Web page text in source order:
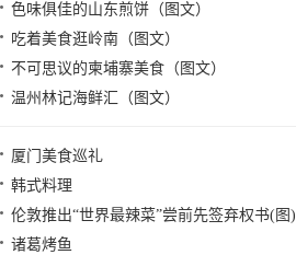
色味俱佳的山东煎饼（图文）
吃着美食逛岭南（图文）
不可思议的柬埔寨美食（图文）
温州林记海鲜汇（图文）
厦门美食巡礼
韩式料理
伦敦推出“世界最辣菜”尝前先签弃权书(图)
诸葛烤鱼